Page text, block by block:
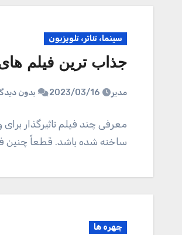
سینما، تئاتر، تلویزیون
جذاب ترین فیلم
مدیر 2023/03/16 بدون
معرفی چند فیلم تاثیرگذار
ساخته شده باشد. قطعاً چنین
چهره ها